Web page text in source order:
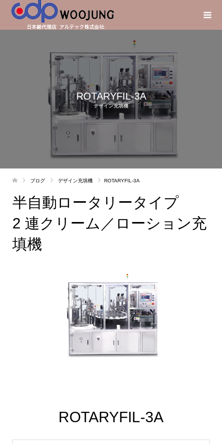
ROTARYFIL-3A
デザイン充填機
ブログ デザイン充填機 ROTARYFIL-3A
半自動ロータリータイプ
2 連クリーム／ローション充
填機
ROTARYFIL-3A